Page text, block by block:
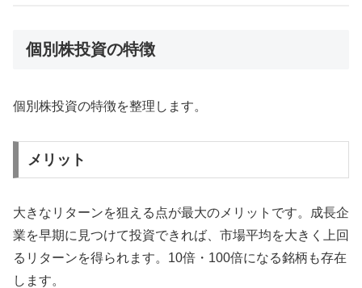
個別株投資の特徴
個別株投資の特徴を整理します。
メリット
大きなリターンを狙える点が最大のメリットです。成長企
業を早期に見つけて投資できれば、市場平均を大きく上回
るリターンを得られます。10倍・100倍になる銘柄も存在
します。